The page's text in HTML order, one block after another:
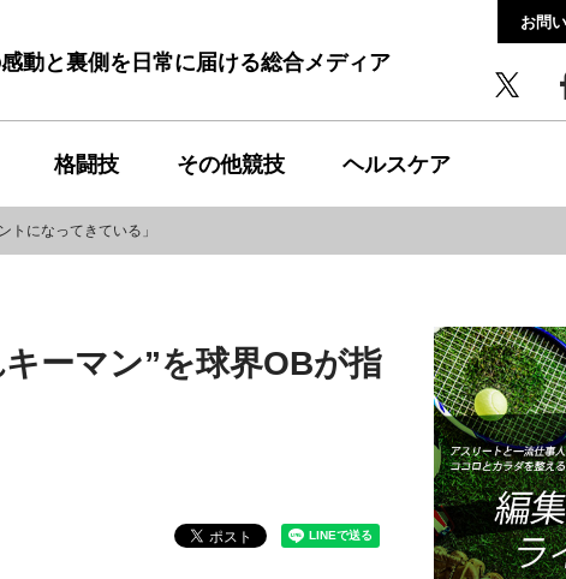
動と裏側を日常に届ける総合メディア
お問
格闘技 その他競技 ヘルスケア
トになってきている」
ーマン”を球界OBが指